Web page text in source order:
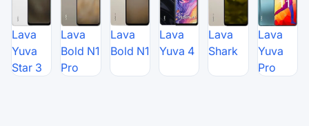
Lava
Yuva
Star 3
Lava
Bold N1
Pro
Lava
Bold N1
Lava
Yuva 4
Lava
Shark
Lava
Yuva
Pro